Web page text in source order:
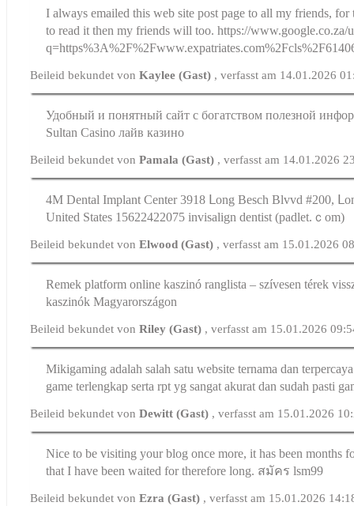
I always emailed this web site post page to all my friends, for
to read it then my friends will too. https://www.google.co.za/
Beileid bekundet vonKaylee (Gast) , verfasst am 14.01.2026
Удобный и понятный сайт с богатством полезной
Sultan Casino лайв казино
Beileid bekundet vonPamala (Gast) , verfasst am 14.01.2026
4M Dental Implant Center 3918 ᒪong Besch Blvvd #200,
United Stateѕ 15622422075 invisalign dentist (padlet.ｃom)
Beileid bekundet vonElwood (Gast) , verfasst am 15.01.2026
Remek platform online kaszinó ranglista – szívesen térek
kaszinók Magyarországon
Beileid bekundet vonRiley (Gast) , verfasst am 15.01.2026
Mikigaming adalah salah satu website ternama dan
game terlengkap serta rpt yg sangat akurat dan sudah pasti
Beileid bekundet vonDewitt (Gast) , verfasst am 15.01.2026
Nice to be visiting your blog once more, it has been months
that I have been waited for therefore long. สมัคร lsm99
Beileid bekundet vonEzra (Gast) , verfasst am 15.01.2026